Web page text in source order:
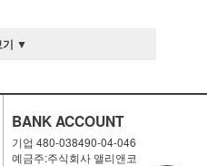
기 ▼
BANK ACCOUNT
기업 480-038490-04-046
예금주:주식회사 앨리앤코